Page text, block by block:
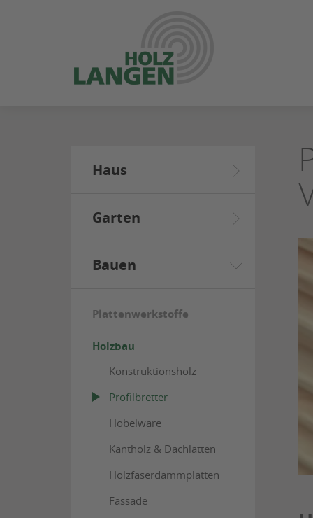
Haus
Garten
Bauen
Plattenwerkstoffe
Holzbau
Konstruktionsholz
Profilbretter
Hobelware
Kantholz & Dachlatten
Holzfaserdämmplatten
Fassade